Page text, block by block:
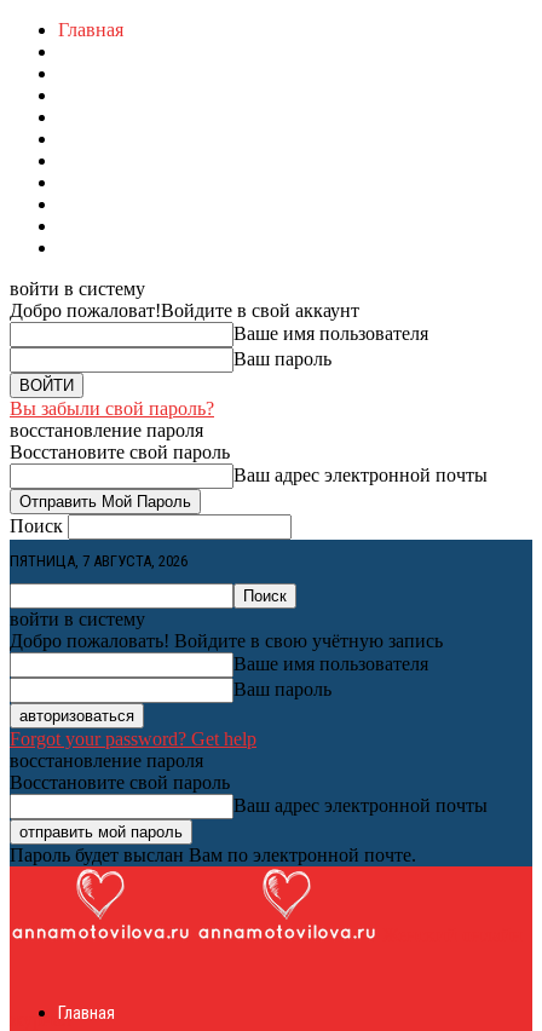
Главная
войти в систему
Добро пожаловат!Войдите в свой аккаунт
Ваше имя пользователя
Ваш пароль
Вы забыли свой пароль?
восстановление пароля
Восстановите свой пароль
Ваш адрес электронной почты
Поиск
ПЯТНИЦА, 7 АВГУСТА, 2026
войти в систему
Добро пожаловать! Войдите в свою учётную запись
Ваше имя пользователя
Ваш пароль
Forgot your password? Get help
восстановление пароля
Восстановите свой пароль
Ваш адрес электронной почты
Пароль будет выслан Вам по электронной почте.
журналГлавная